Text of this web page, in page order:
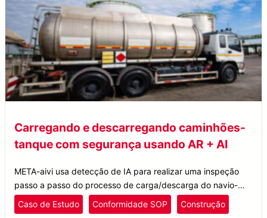
Carregando e descarregando caminhões-
tanque com segurança usando AR + AI
META-aivi usa detecção de IA para realizar uma inspeção
passo a passo do processo de carga/descarga do navio-
tanque químico para garantir que o operador esteja
seguindo o procedimento correto.
Caso de Estudo Conformidade SOP Construção